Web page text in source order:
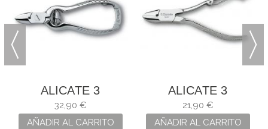
ALICATE 3
CLAVELES
32,90 €
AÑADIR AL CARRITO
ALICATE 3
CLAVELES DE
UÑAS
21,90 €
AÑADIR AL CARRITO